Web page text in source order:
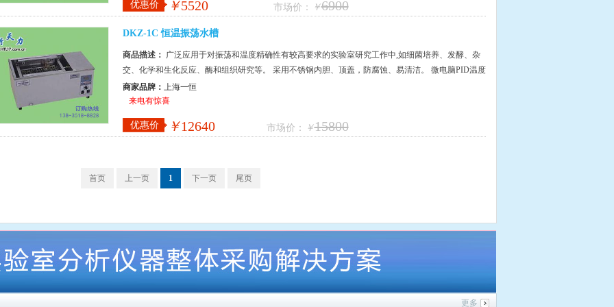
市场价： ￥6900
优惠价 ￥5520
DKZ-1C 恒温振荡水槽
商品描述： 广泛应用于对振荡和温度精确性有较高要求的实验室研究工作中,如细菌培养、发酵、杂
交、化学和生化反应、酶和组织研究等。 采用不锈钢内胆、顶盖，防腐蚀、易清洁。 微电脑PID温度
控制器，控温精确可靠，带定时。 ...
商家品牌： 上海一恒
来电有惊喜
市场价： ￥15800
优惠价 ￥12640
首页 上一页 1 下一页 尾页
更多